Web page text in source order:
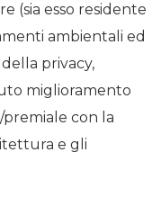
(sia esso residente
ambientali ed
privacy,
miglioramento
con la
e gli